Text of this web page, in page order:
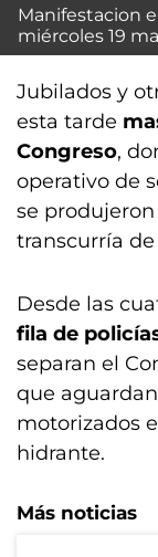
Manifestacion
miércoles 19
Jubilados y
esta tarde
Congreso,
operativo de
se
transcurría
Desde las
fila de
separan el
que
motorizados
hidrante.
Más noticias